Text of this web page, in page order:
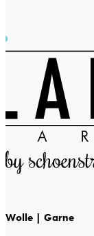
Wolle | Garne